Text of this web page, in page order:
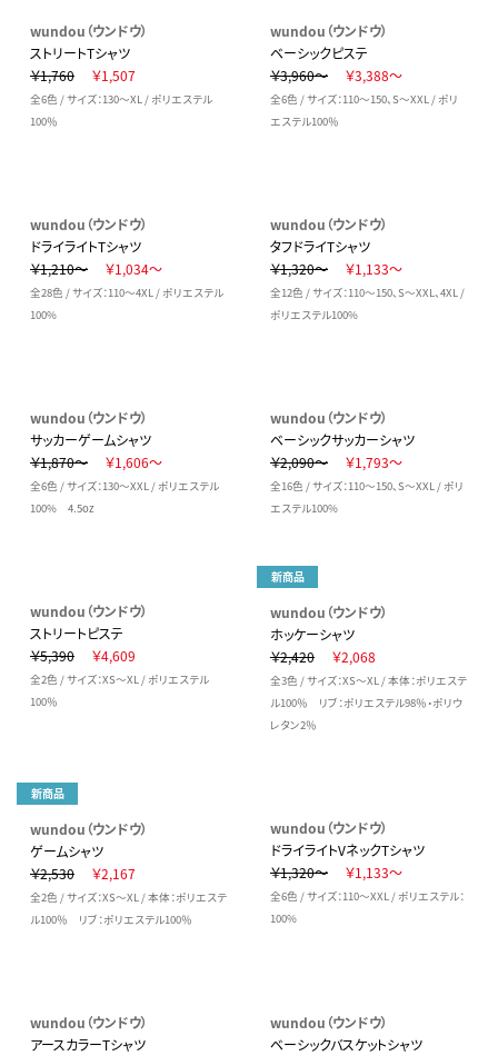
wundou（ウンドウ）
ストリートTシャツ
￥1,760
￥1,507
全6色 / サイズ：130～XL / ポリエステル
100％
wundou（ウンドウ）
ベーシックピステ
￥3,960～
￥3,388～
全6色 / サイズ：110～150、S～XXL / ポリ
エステル100％
wundou（ウンドウ）
ドライライトTシャツ
￥1,210～
￥1,034～
全28色 / サイズ：110～4XL / ポリエステル
100%
wundou（ウンドウ）
タフドライTシャツ
￥1,320～
￥1,133～
全12色 / サイズ：110～150、S～XXL、4XL /
ポリエステル100%
wundou（ウンドウ）
サッカーゲームシャツ
￥1,870～
￥1,606～
全6色 / サイズ：130～XXL / ポリエステル
100% 4.5oz
wundou（ウンドウ）
ベーシックサッカーシャツ
￥2,090～
￥1,793～
全16色 / サイズ：110～150、S～XXL / ポリ
エステル100%
wundou（ウンドウ）
ストリートピステ
￥5,390
￥4,609
全2色 / サイズ：XS～XL / ポリエステル
100％
新商品
wundou（ウンドウ）
ホッケーシャツ
￥2,420
￥2,068
全3色 / サイズ：XS～XL / 本体：ポリエステ
ル100％ リブ：ポリエステル98％・ポリウ
レタン2％
新商品
wundou（ウンドウ）
ゲームシャツ
￥2,530
￥2,167
全2色 / サイズ：XS～XL / 本体：ポリエステ
ル100％ リブ：ポリエステル100％
wundou（ウンドウ）
ドライライトVネックTシャツ
￥1,320～
￥1,133～
全6色 / サイズ：110～XXL / ポリエステル：
100%
wundou（ウンドウ）
アースカラーTシャツ
wundou（ウンドウ）
ベーシックバスケットシャツ